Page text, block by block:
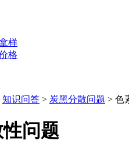
样
格
知识问答 > 炭黑分散问题 > 色
问题